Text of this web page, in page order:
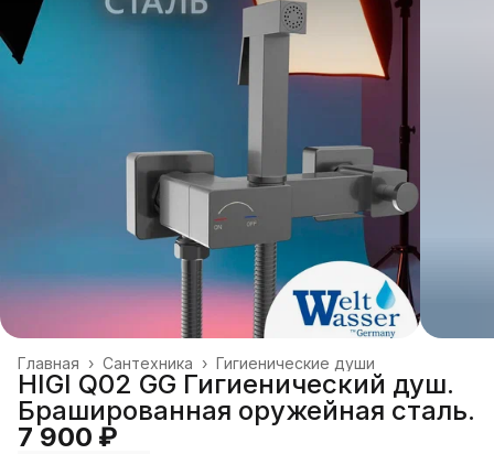
Гигиенические души
Сантехника ›
Главная ›
HIGI Q02 GG Гигиенический душ.
Брашированная оружейная сталь.
7 900 ₽